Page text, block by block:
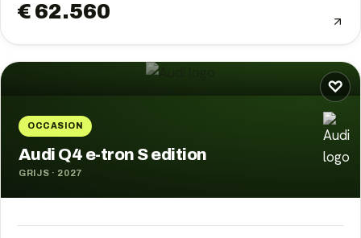
€ 62.560
♡
OCCASION
Audi Q4 e-tron S edition
GRIJS · 2027